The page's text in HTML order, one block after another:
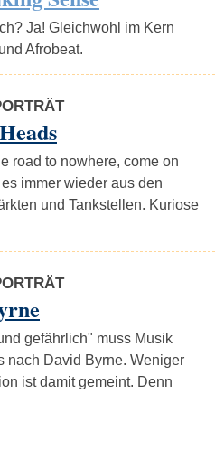
Ja! Gleichwohl im Kern
Afrobeat.
road to nowhere, come on
immer wieder aus den
und Tankstellen. Kuriose
gefährlich" muss Musik
nach David Byrne. Weniger
ist damit gemeint. Denn